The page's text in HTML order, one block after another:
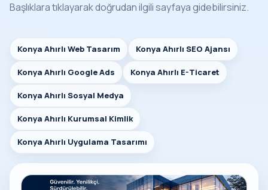
Başlıklara tıklayarak doğrudan ilgili sayfaya gidebilirsiniz.
Konya Ahırlı Web Tasarım Konya Ahırlı SEO Ajansı
Konya Ahırlı Google Ads Konya Ahırlı E-Ticaret
Konya Ahırlı Sosyal Medya
Konya Ahırlı Kurumsal Kimlik
Konya Ahırlı Uygulama Tasarımı